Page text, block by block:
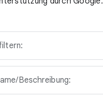
Beschreibung: